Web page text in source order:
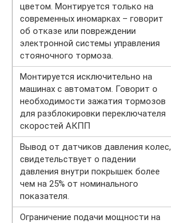
цветом. Монтируется только на
современных иномарках – говорит
об отказе или повреждении
электронной системы управления
стояночного тормоза.
Монтируется исключительно на
машинах с автоматом. Говорит о
необходимости зажатия тормозов
для разблокировки переключателя
скоростей АКПП
Вывод от датчиков давления колес,
свидетельствует о падении
давления внутри покрышек более
чем на 25% от номинального
показателя.
Ограничение подачи мощности на